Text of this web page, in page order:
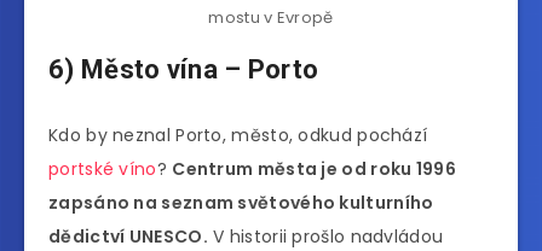
mostu v Evropě
6) Město vína – Porto
Kdo by neznal Porto, město, odkud pochází
portské víno? Centrum města je od roku 1996
zapsáno na seznam světového kulturního
dědictví UNESCO. V historii prošlo nadvládou